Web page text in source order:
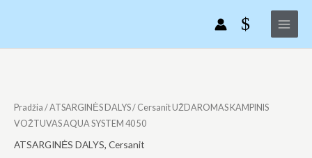
Main
Menu
Pradžia /ATSARGINĖS DALYS/ Cersanit UŽDAROMAS KAMPINIS
VOŽTUVAS AQUA SYSTEM 40 50
ATSARGINĖS DALYS, Cersanit
Cersanit
UŽDAROMAS
KAMPINIS
AQUA